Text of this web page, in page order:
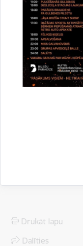
Lejupielādēt:
Drukāt lapu
Dalīties